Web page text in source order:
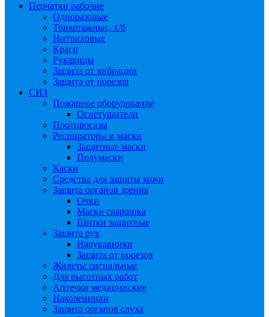
Перчатки рабочие
Одноразовые
Трикотажные, х/б
Нитриловые
Краги
Рукавицы
Защита от вибрации
Защита от порезов
СИЗ
Пожарное оборудование
Огнетушители
Противогазы
Респираторы и маски
Защитные маски
Полумаски
Каски
Средства для защиты кожи
Защита органов зрения
Очки
Маски сварщика
Щитки защитные
Защита рук
Нарукавники
Защита от порезов
Жилеты сигнальные
Для высотных работ
Аптечки медицинские
Наколенники
Защита органов слуха